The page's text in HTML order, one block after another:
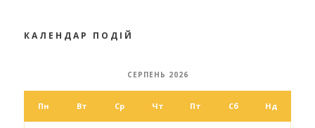
КАЛЕНДАР ПОДІЙ
СЕРПЕНЬ 2026
Пн Вт Ср Чт Пт Сб Нд